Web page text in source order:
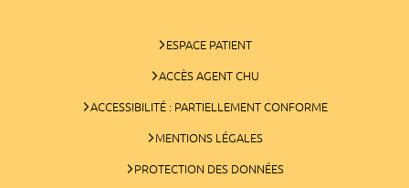
ESPACE PATIENT
ACCÈS AGENT CHU
ACCESSIBILITÉ : PARTIELLEMENT CONFORME
MENTIONS LÉGALES
PROTECTION DES DONNÉES